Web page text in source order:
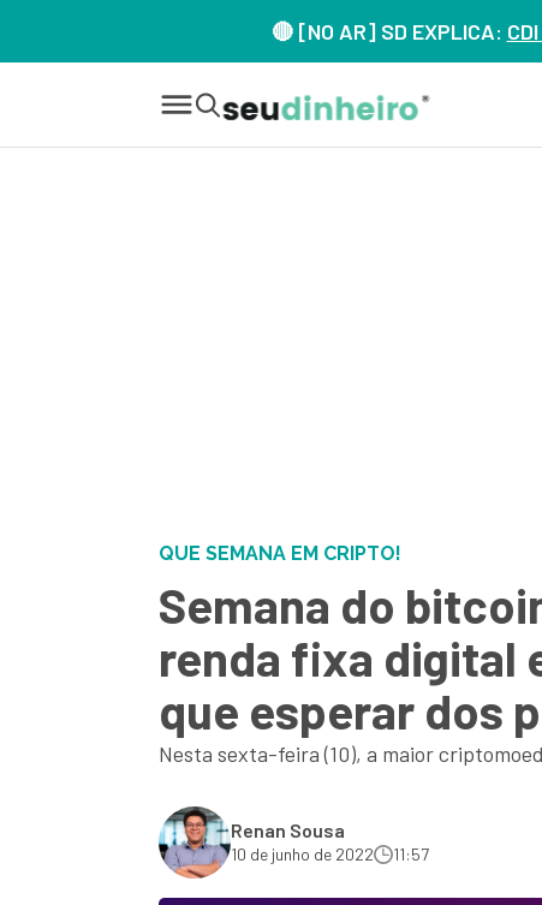
🔴 [NO AR] SD EXPLICA:
QUE SEMANA EM CRIPTO!
Semana do
renda fixa digital
que esperar dos
Nesta sexta-feira (10), a maior
Renan Sousa
10 de junho de 2022 11:57